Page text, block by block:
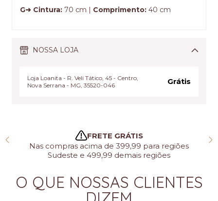
G➜ Cintura: 70 cm | Comprimento: 40 cm
NOSSA LOJA
Loja Loanita - R. Veli Tático, 45 - Centro,
Nova Serrana - MG, 35520-046
Grátis
FRETE GRÁTIS
Nas compras acima de 399,99 para regiões
Sudeste e 499,99 demais regiões
O QUE NOSSAS CLIENTES